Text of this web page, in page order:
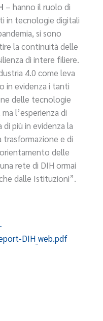
– hanno il ruolo di
in tecnologie digitali
si sono
la continuità delle
di intere filiere.
4.0 come leva
in evidenza i tanti
delle tecnologie
l’esperienza di
più in evidenza la
trasformazione e di
delle
rete di DIH ormai
dalle Istituzioni”.
DIH_web.pdf